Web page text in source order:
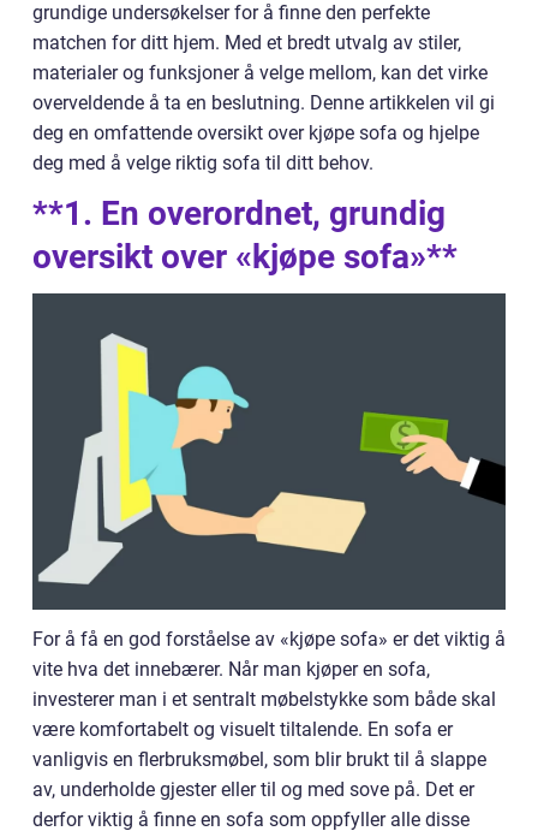
grundige undersøkelser for å finne den perfekte
matchen for ditt hjem. Med et bredt utvalg av stiler,
materialer og funksjoner å velge mellom, kan det virke
overveldende å ta en beslutning. Denne artikkelen vil gi
deg en omfattende oversikt over kjøpe sofa og hjelpe
deg med å velge riktig sofa til ditt behov.
**1. En overordnet, grundig
oversikt over «kjøpe sofa»**
For å få en god forståelse av «kjøpe sofa» er det viktig å
vite hva det innebærer. Når man kjøper en sofa,
investerer man i et sentralt møbelstykke som både skal
være komfortabelt og visuelt tiltalende. En sofa er
vanligvis en flerbruksmøbel, som blir brukt til å slappe
av, underholde gjester eller til og med sove på. Det er
derfor viktig å finne en sofa som oppfyller alle disse